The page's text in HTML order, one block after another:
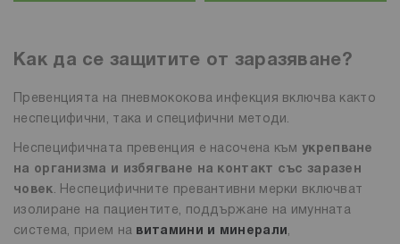
Как да се защитите от заразяване?
Превенцията на пневмококова инфекция включва както
неспецифични, така и специфични методи.
Неспецифичната превенция е насочена към укрепване
на организма и избягване на контакт със заразен
човек. Неспецифичните превантивни мерки включват
изолиране на пациентите, поддържане на имунната
система, прием на витамини и минерали,